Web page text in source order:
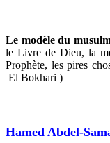
Le modèle du
le Livre de Dieu, la
Prophète, les pires
El Bokhari )
Hamed Abdel-